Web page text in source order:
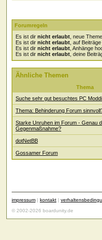
Forumregeln
Es ist dir nicht erlaubt , neue
Es ist dir nicht erlaubt , auf
Es ist dir nicht erlaubt , Anhänge
Es ist dir nicht erlaubt , deine
Ähnliche Themen
Thema
Suche sehr gut besuchtes PC
Thema: Behinderung Forum
Starke Unruhen im Forum - Genau
Gegenmaßnahme?
dotNetBB
Gossamer Forum
impressum | kontakt |
© 2002-2026 boardunity.de